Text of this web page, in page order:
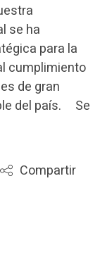
se ha
para la
cumplimiento
de gran
del país. Se
Compartir